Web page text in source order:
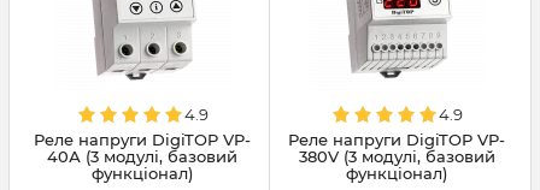
4.9
Реле напруги DigiTOP VP-
40А (3 модулі, базовий
функціонал)
4.9
Реле напруги DigiTOP VP-
380V (3 модулі, базовий
функціонал)